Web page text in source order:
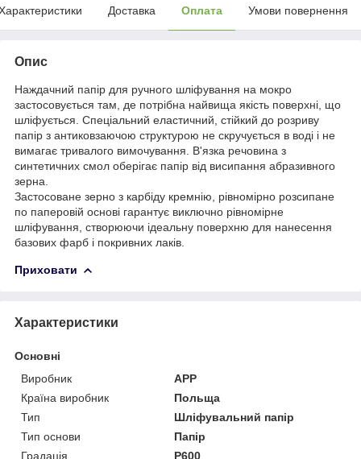
Доставка Оплата Умови повернення
Опис
Наждачний папір для ручного шліфування на мокро
застосовується там, де потрібна найвища якість поверхні, що
шліфується. Спеціальний еластичний, стійкий до розриву
папір з антиковзаючою структурою не скручується в воді і не
вимагає тривалого вимочування. В'язка речовина з
синтетичних смол оберігає папір від висипання абразивного
зерна.
Застосоване зерно з карбіду кремнію, рівномірно розсипане
по паперовій основі гарантує виключно рівномірне
шліфування, створюючи ідеальну поверхню для нанесення
базових фарб і покривних лаків.
Приховати
Характеристики
Основні
Виробник
APP
Країна виробник
Польща
Тип
Шліфувальний папір
Тип основи
Папір
Градація
P600